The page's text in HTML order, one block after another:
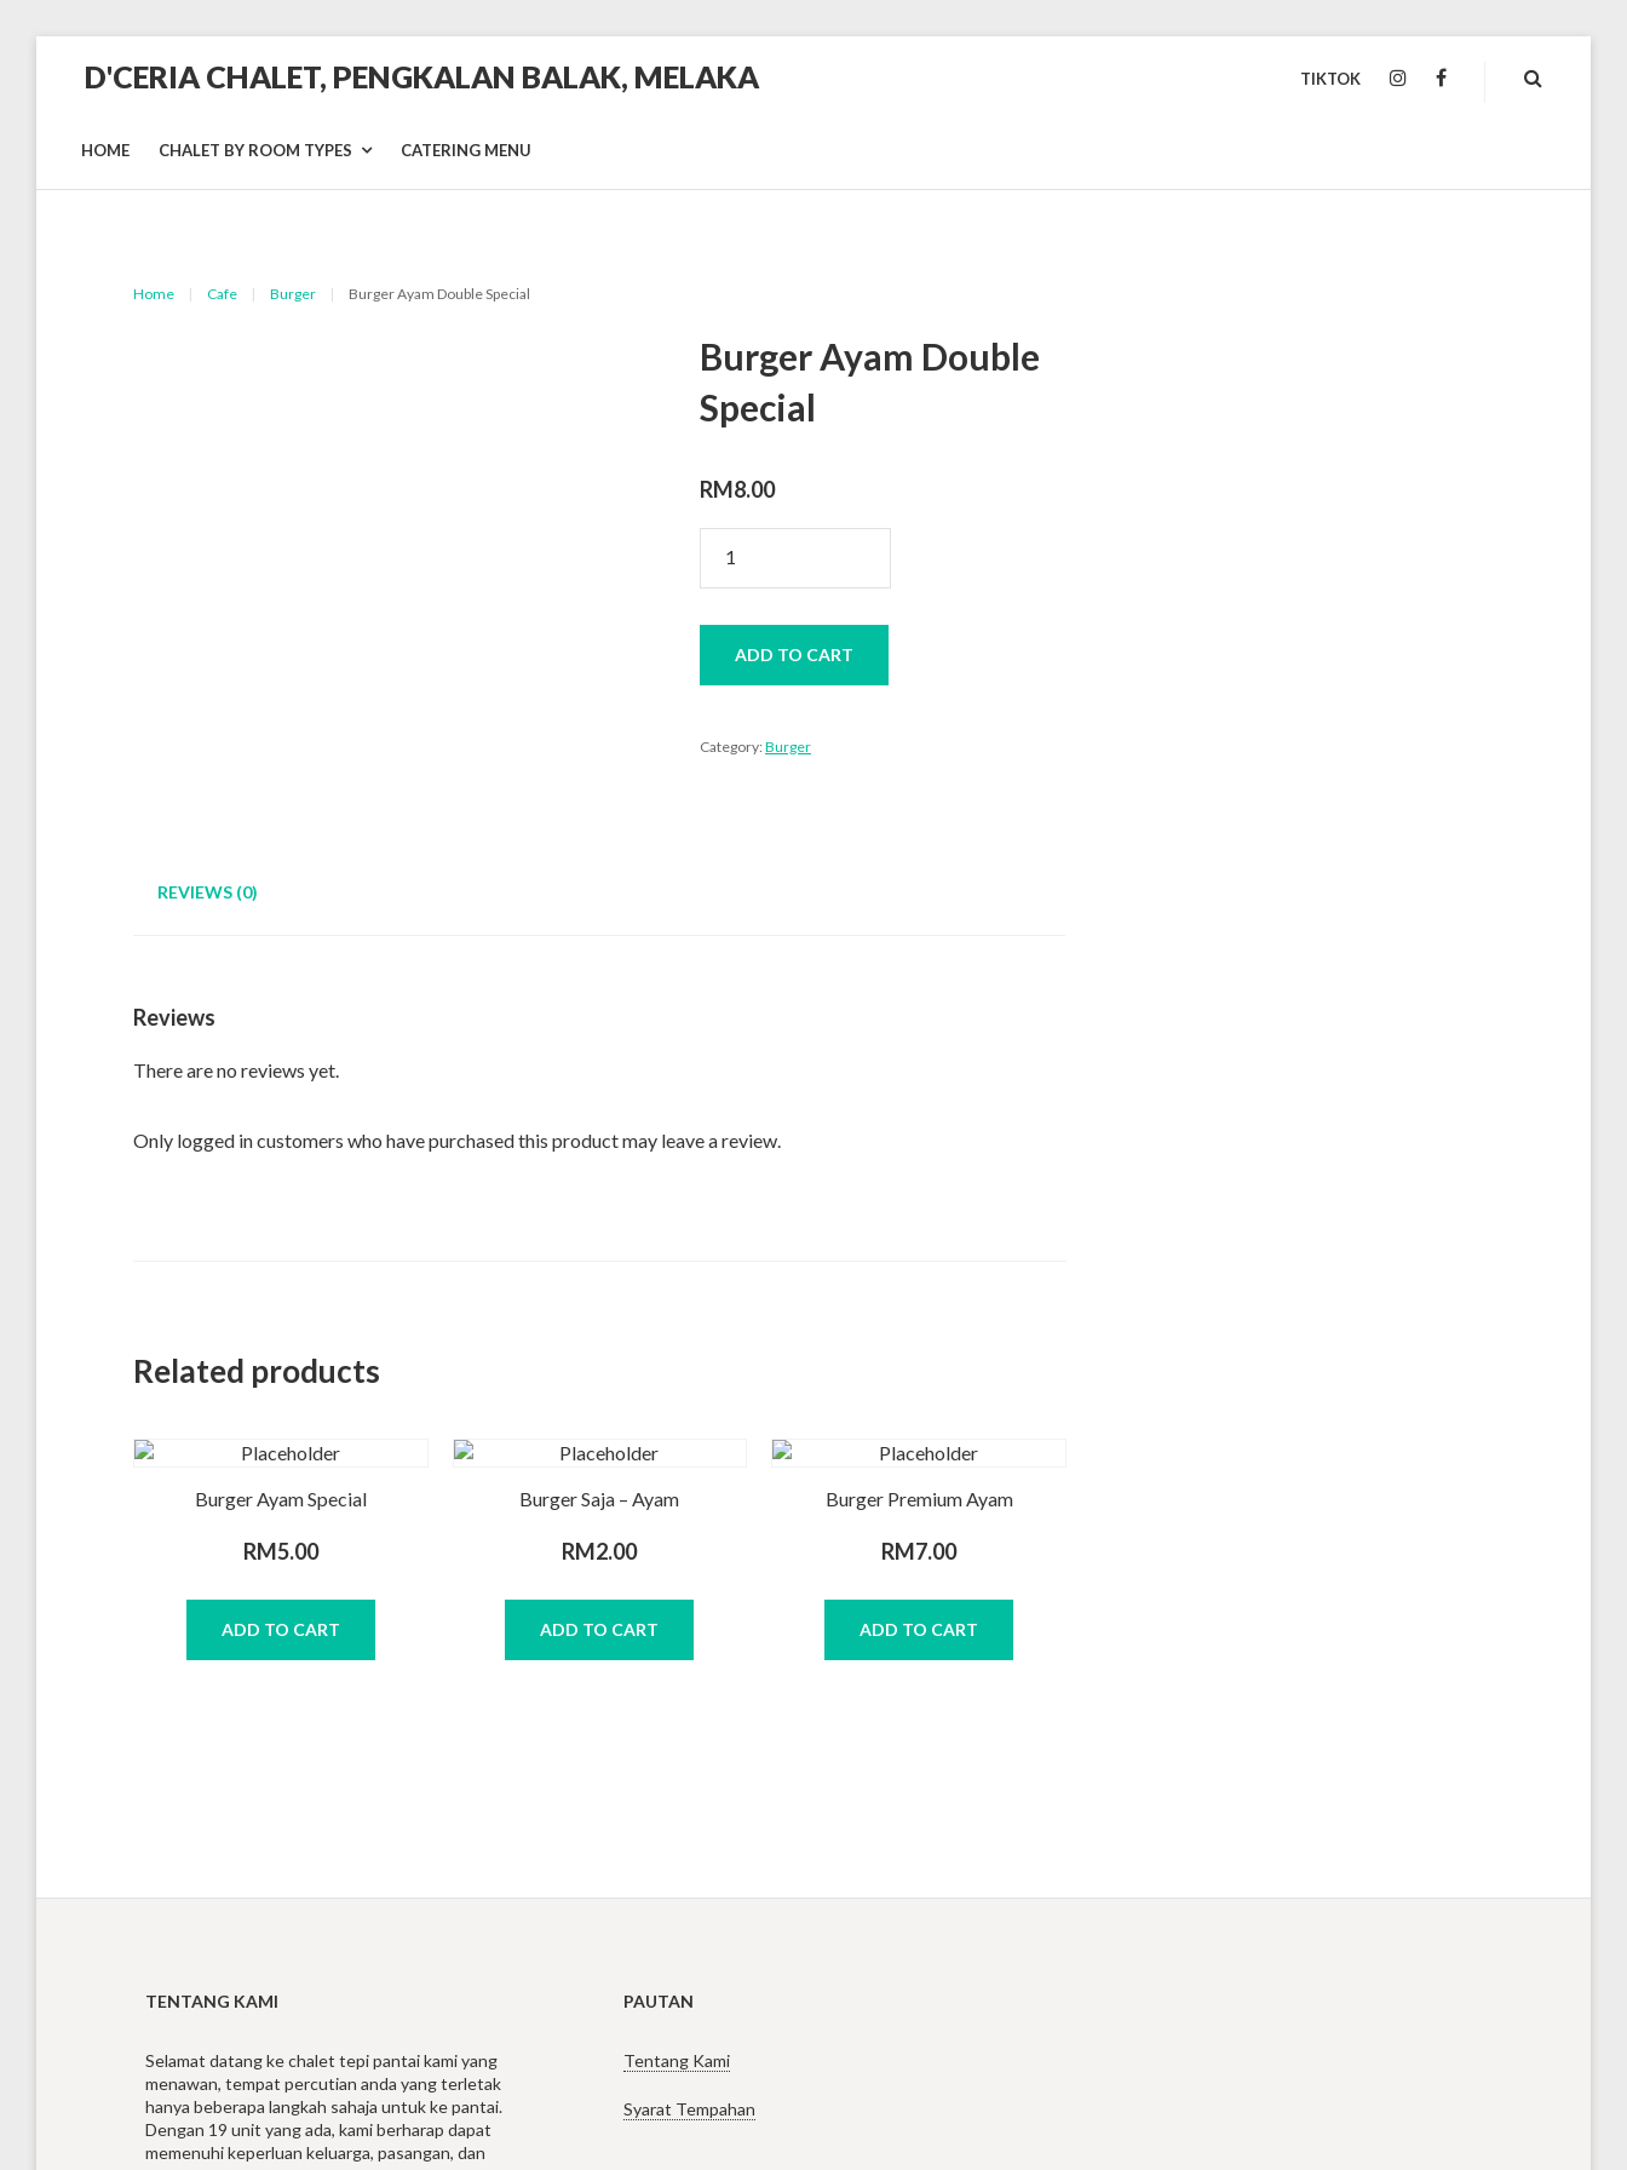
D'CERIA CHALET, PENGKALAN BALAK, MELAKA
19
HOME CHALET BY ROOM TYPES CATERING MENU
TIKTOK INSTAGRAMFACEBOOK
Home | Cafe | Burger | Burger Ayam Double Special
Burger Ayam Double
Special
RM8.00
Ayam
Double
Special
quantity
ADD TO CART
Category: Burger
REVIEWS (0)
Reviews
There are no reviews yet.
Only logged in customers who have purchased this product may leave a review.
Related products
Burger Ayam Special
RM5.00
ADD TO CART
Burger Saja – Ayam
RM2.00
ADD TO CART
Burger Premium Ayam
RM7.00
ADD TO CART
TENTANG KAMI
Selamat datang ke chalet tepi pantai kami yang
menawan, tempat percutian anda yang terletak
hanya beberapa langkah sahaja untuk ke pantai.
Dengan 19 unit yang ada, kami berharap dapat
memenuhi keperluan keluarga, pasangan, dan
PAUTAN
Tentang Kami
Syarat Tempahan